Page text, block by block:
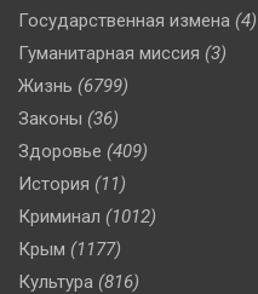
Государственная измена (4)
Гуманитарная миссия (3)
Жизнь (6799)
Законы (36)
Здоровье (409)
История (11)
Криминал (1012)
Крым (1177)
Культура (816)